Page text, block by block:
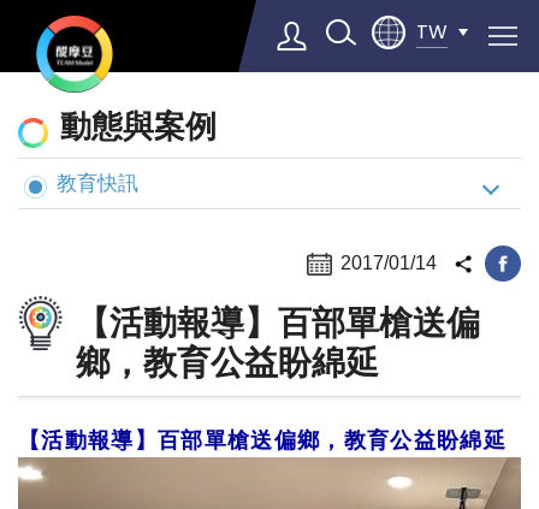
TW
▼
態
與
案
動態與案例
教育快訊
2017/01/14
【活動報導】百部單槍送偏
鄉，教育公益盼綿延
【活動報導】百部單槍送偏鄉，教育公益盼綿延